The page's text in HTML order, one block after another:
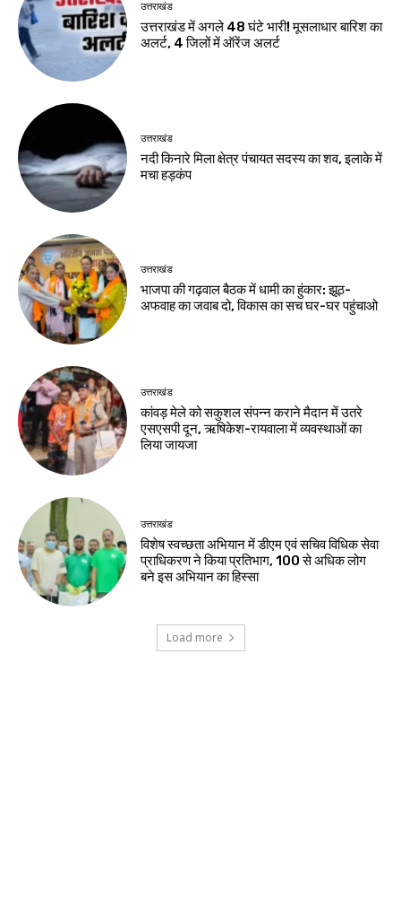
उत्तराखंड
उत्तराखंड में अगले 48 घंटे भारी! मूसलाधार बारिश का
अलर्ट, 4 जिलों में ऑरेंज अलर्ट
उत्तराखंड
नदी किनारे मिला क्षेत्र पंचायत सदस्य का शव, इलाके में
मचा हड़कंप
उत्तराखंड
भाजपा की गढ़वाल बैठक में धामी का हुंकार: झूठ-
अफवाह का जवाब दो, विकास का सच घर-घर पहुंचाओ
उत्तराखंड
कांवड़ मेले को सकुशल संपन्न कराने मैदान में उतरे
एसएसपी दून, ऋषिकेश-रायवाला में व्यवस्थाओं का
लिया जायजा
उत्तराखंड
विशेष स्वच्छता अभियान में डीएम एवं सचिव विधिक सेवा
प्राधिकरण ने किया प्रतिभाग, 100 से अधिक लोग
बने इस अभियान का हिस्सा
Load more